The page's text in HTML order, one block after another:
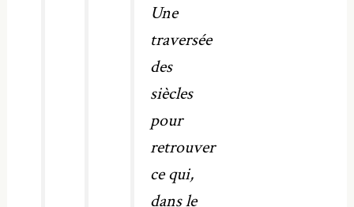
Une
traversée
des
siècles
pour
retrouver
ce qui,
dans le